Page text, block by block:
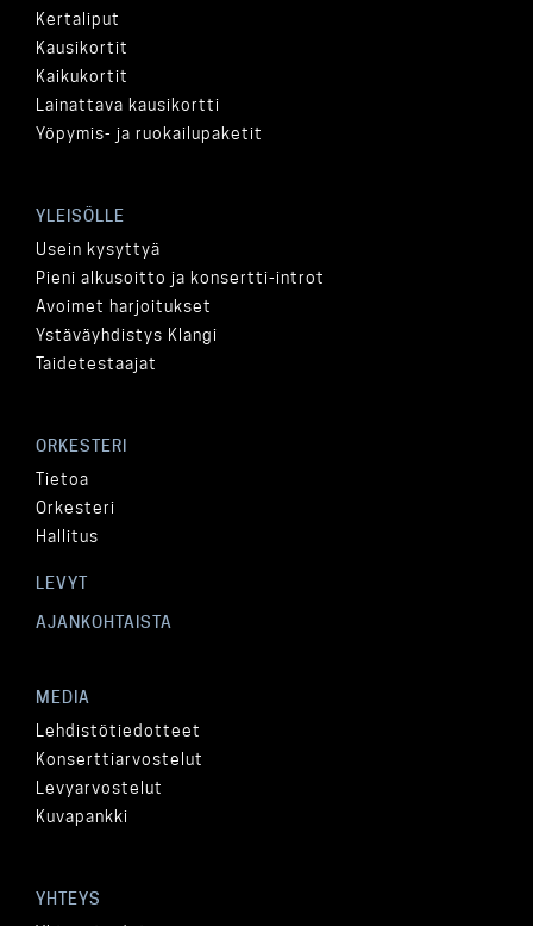
Kertaliput
Kausikortit
Kaikukortit
Lainattava kausikortti
Yöpymis- ja ruokailupaketit
YLEISÖLLE
Usein kysyttyä
Pieni alkusoitto ja konsertti-introt
Avoimet harjoitukset
Ystäväyhdistys Klangi
Taidetestaajat
ORKESTERI
Tietoa
Orkesteri
Hallitus
LEVYT
AJANKOHTAISTA
MEDIA
Lehdistötiedotteet
Konserttiarvostelut
Levyarvostelut
Kuvapankki
YHTEYS